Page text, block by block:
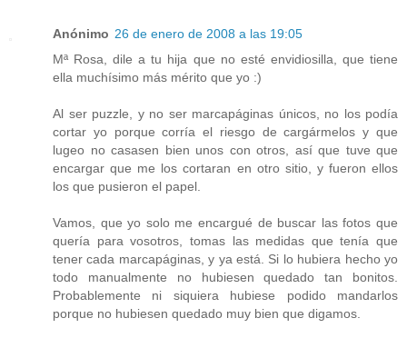
Anónimo 26 de enero de 2008 a las 19:05
Mª Rosa, dile a tu hija que no esté envidiosilla, que tiene
ella muchísimo más mérito que yo :)
Al ser puzzle, y no ser marcapáginas únicos, no los podía
cortar yo porque corría el riesgo de cargármelos y que
lugeo no casasen bien unos con otros, así que tuve que
encargar que me los cortaran en otro sitio, y fueron ellos
los que pusieron el papel.
Vamos, que yo solo me encargué de buscar las fotos que
quería para vosotros, tomas las medidas que tenía que
tener cada marcapáginas, y ya está. Si lo hubiera hecho yo
todo manualmente no hubiesen quedado tan bonitos.
Probablemente ni siquiera hubiese podido mandarlos
porque no hubiesen quedado muy bien que digamos.